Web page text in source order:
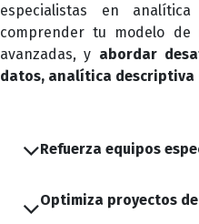
especialistas en
comprender tu modelo de
avanzadas, y abordar
datos, analítica descriptiva